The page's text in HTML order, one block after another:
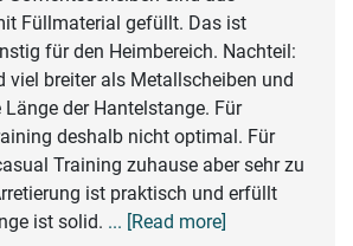
Füllmaterial gefüllt. Das ist
für den Heimbereich. Nachteil:
viel breiter als Metallscheiben und
der Hantelstange. Für
deshalb nicht optimal. Für
Training zuhause aber sehr zu
ist praktisch und erfüllt
ist solid. ... [Read more]